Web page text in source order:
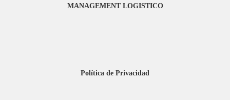
MANAGEMENT LOGISTICO
Política de Privacidad